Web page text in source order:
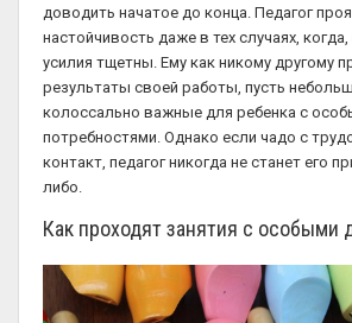
доводить начатое до конца. Педагог
настойчивость даже в тех случаях,
усилия тщетны. Ему как никому другому
результаты своей работы, пусть
колоссально важные для ребенка с
потребностями. Однако если чадо с
контакт, педагог никогда не станет его
либо.
Как проходят занятия с особыми